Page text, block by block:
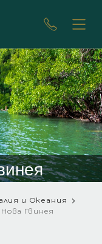
и Океания
Гвинея